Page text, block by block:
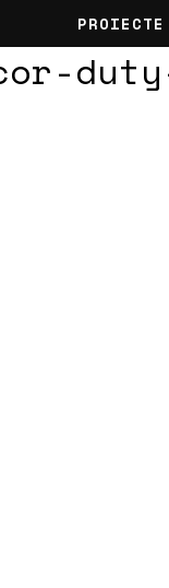
PROIECTE